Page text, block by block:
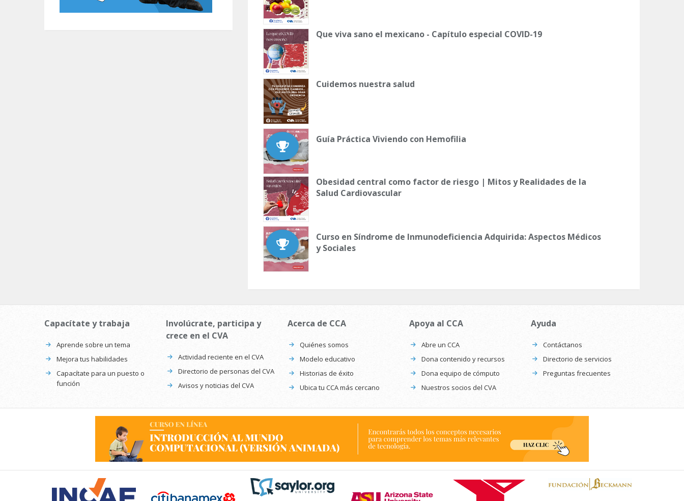
Que viva sano el mexicano - Capítulo especial COVID-19
Cuidemos nuestra salud
Guía Práctica Viviendo con Hemofilia
Obesidad central como factor de riesgo | Mitos y Realidades de la
Salud Cardiovascular
Curso en Síndrome de Inmunodeficiencia Adquirida: Aspectos Médicos
y Sociales
Capacítate y trabaja
Aprende sobre un tema
Mejora tus habilidades
Capacítate para un puesto o
función
Involúcrate, participa y
crece en el CVA
Actividad reciente en el CVA
Directorio de personas del CVA
Avisos y noticias del CVA
Acerca de CCA
Quiénes somos
Modelo educativo
Historias de éxito
Ubica tu CCA más cercano
Apoya al CCA
Abre un CCA
Dona contenido y recursos
Dona equipo de cómputo
Nuestros socios del CVA
Ayuda
Contáctanos
Directorio de servicios
Preguntas frecuentes